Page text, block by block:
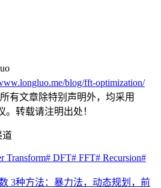
blog/fft-optimization/
有文章除特别声明外，均采用
。转载请注明出处！
道
Transform# DFT# FFT# Recursion#
3种方法：暴力法，动态规划，前